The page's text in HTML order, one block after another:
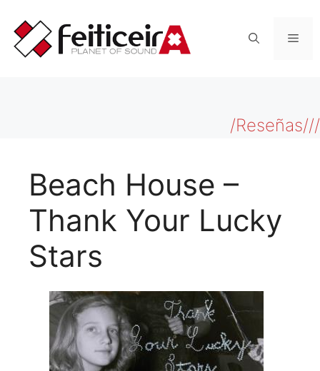
contenido
/Reseñas///
Beach House –
Thank Your Lucky
Stars